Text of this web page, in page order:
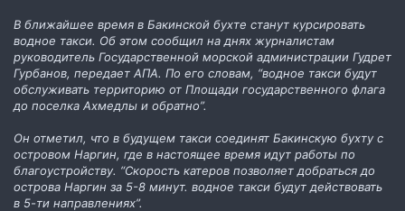
В ближайшее время в Бакинской бухте станут курсировать
водное такси. Об этом сообщил на днях журналистам
руководитель Государственной морской администрации Гудрет
Гурбанов, передает АПА. По его словам, “водное такси будут
обслуживать территорию от Площади государственного флага
до поселка Ахмедлы и обратно”.
Он отметил, что в будущем такси соединят Бакинскую бухту с
островом Наргин, где в настоящее время идут работы по
благоустройству. “Скорость катеров позволяет добраться до
острова Наргин за 5-8 минут. водное такси будут действовать
в 5-ти направлениях”.